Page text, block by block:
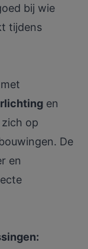
bij wie
tijdens
en
op
De
en